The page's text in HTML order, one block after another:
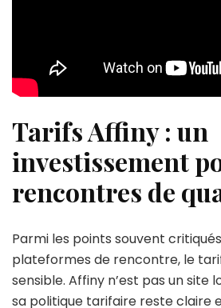
Tarifs Affiny : un
investissement
rencontres de
Parmi les points souvent
plateformes de rencontre, le
sensible. Affiny n’est pas un site
sa politique tarifaire reste claire